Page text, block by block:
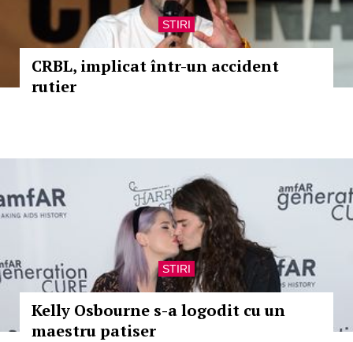
STIRI
CRBL, implicat într-un accident
rutier
STIRI
Kelly Osbourne s-a logodit cu un
maestru patiser